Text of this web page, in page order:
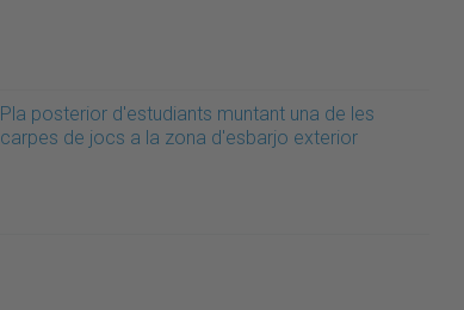
Pla posterior d'estudiants muntant una de les
carpes de jocs a la zona d'esbarjo exterior